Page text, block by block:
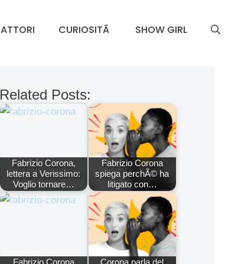
ATTORI CURIOSITÃ SHOW GIRL
Related Posts:
Fabrizio Corona,
lettera a Verissimo:
Voglio tornare…
Fabrizio Corona
spiega perchÃ© ha
litigato con…